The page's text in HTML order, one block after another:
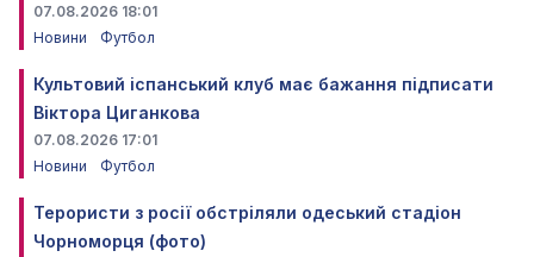
07.08.2026 18:01
Новини
Футбол
Культовий іспанський клуб має бажання підписати
Віктора Циганкова
07.08.2026 17:01
Новини
Футбол
Терористи з росії обстріляли одеський стадіон
Чорноморця (фото)